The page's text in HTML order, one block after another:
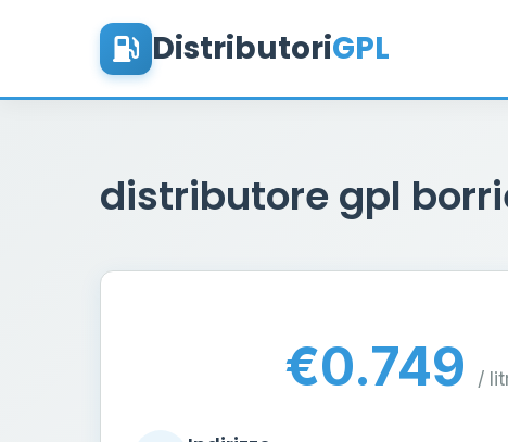
DistributoriGPL
distributore gpl
€0.749 /